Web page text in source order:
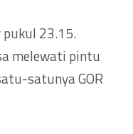
23.15.
melewati pintu
satunya GOR